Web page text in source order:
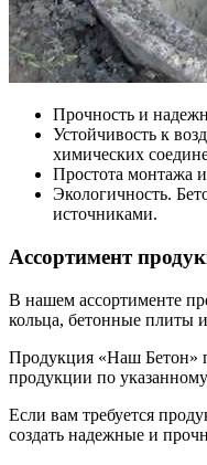
Прочность и
Устойчивость к
химических
Простота монтажа
Экологичность.
источниками.
Ассортимент
В нашем ассортименте
кольца, бетонные плиты
Продукция «Наш Бетон»
продукции по
Если вам требуется
создать надежные и